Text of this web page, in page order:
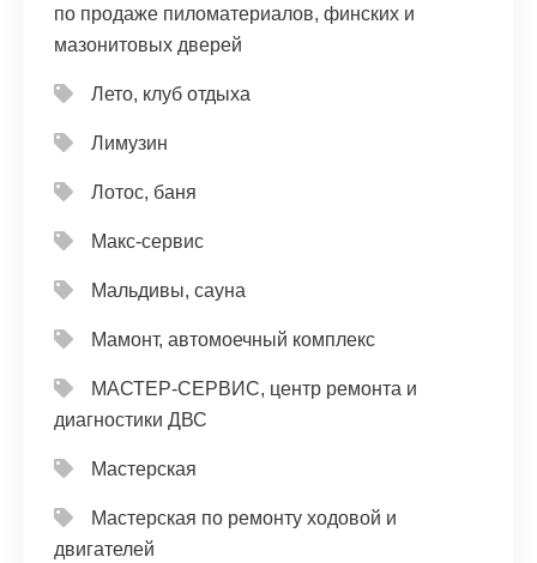
по продаже пиломатериалов, финских и
мазонитовых дверей
Лето, клуб отдыха
Лимузин
Лотос, баня
Макс-сервис
Мальдивы, сауна
Мамонт, автомоечный комплекс
МАСТЕР-СЕРВИС, центр ремонта и
диагностики ДВС
Мастерская
Мастерская по ремонту ходовой и
двигателей